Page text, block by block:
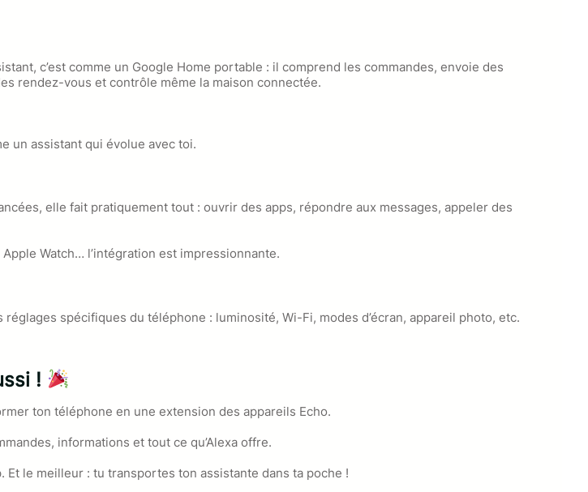
c’est comme un Google Home portable : il comprend les commandes, envoie des
rendez-vous et contrôle même la maison connectée.
un assistant qui évolue avec toi.
elle fait pratiquement tout : ouvrir des apps, répondre aux messages, appeler des
Apple Watch… l’intégration est impressionnante.
spécifiques du téléphone : luminosité, Wi-Fi, modes d’écran, appareil photo, etc.
!
ton téléphone en une extension des appareils Echo.
informations et tout ce qu’Alexa offre.
Et le meilleur : tu transportes ton assistante dans ta poche !